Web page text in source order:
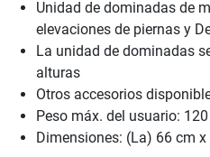
Unidad de dominadas de
elevaciones de piernas y
La unidad de dominadas
alturas
Otros accesorios
Peso máx. del usuario:
Dimensiones: (La) 66 cm